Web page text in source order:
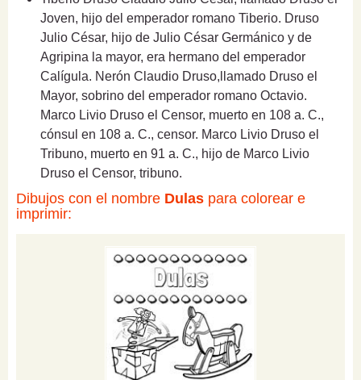
Joven, hijo del emperador romano Tiberio. Druso
Julio César, hijo de Julio César Germánico y de
Agripina la mayor, era hermano del emperador
Calígula. Nerón Claudio Druso,llamado Druso el
Mayor, sobrino del emperador romano Octavio.
Marco Livio Druso el Censor, muerto en 108 a. C.,
cónsul en 108 a. C., censor. Marco Livio Druso el
Tribuno, muerto en 91 a. C., hijo de Marco Livio
Druso el Censor, tribuno.
Dibujos con el nombre Dulas para colorear e
imprimir: